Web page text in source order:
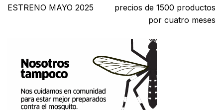
ESTRENO MAYO 2025
precios de 1500 productos
por cuatro meses